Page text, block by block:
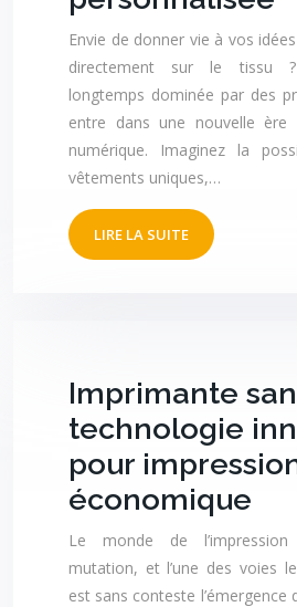
Envie de donner vie à vos
directement sur le tissu ?
longtemps dominée par des
entre dans une nouvelle ère
numérique. Imaginez la
vêtements uniques,…
LIRE LA SUITE
Imprimante
technologie
pour
économique
Le monde de
mutation, et l’une des voies
est sans conteste l’émergence